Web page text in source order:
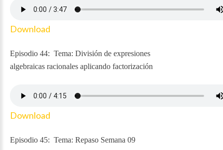
Download
Episodio 44: Tema: División de expresiones
algebraicas racionales aplicando factorización
Download
Episodio 45: Tema: Repaso Semana 09